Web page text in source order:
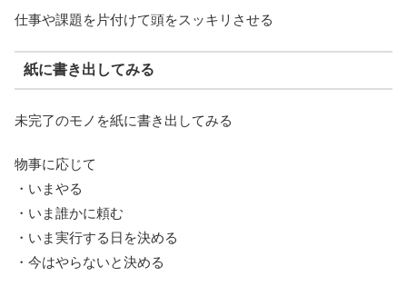
仕事や課題を片付けて頭をスッキリさせる
紙に書き出してみる
未完了のモノを紙に書き出してみる
物事に応じて
・いまやる
・いま誰かに頼む
・いま実行する日を決める
・今はやらないと決める